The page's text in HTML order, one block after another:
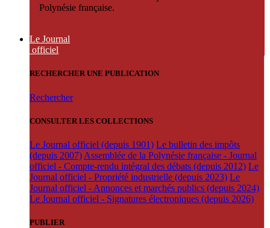
Polynésie française.
Le Journal
officiel
RECHERCHER UNE PUBLICATION
Rechercher
CONSULTER LES COLLECTIONS
Le Journal officiel (depuis 1901) Le bulletin des impôts
(depuis 2007) Assemblée de la Polynésie française - Journal
officiel - Compte-rendu intégral des débats (depuis 2012) Le
Journal officiel - Propriété industrielle (depuis 2023) Le
Journal officiel - Annonces et marchés publics (depuis 2024)
Le Journal officiel - Signatures électroniques (depuis 2026)
PUBLIER